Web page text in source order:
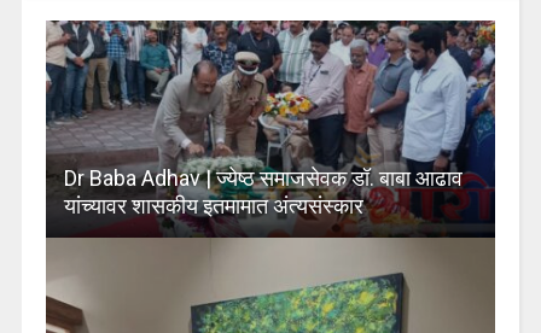
Dr Baba Adhav | ज्येष्ठ समाजसेवक डॉ. बाबा आढाव
यांच्यावर शासकीय इतमामात अंत्यसंस्कार